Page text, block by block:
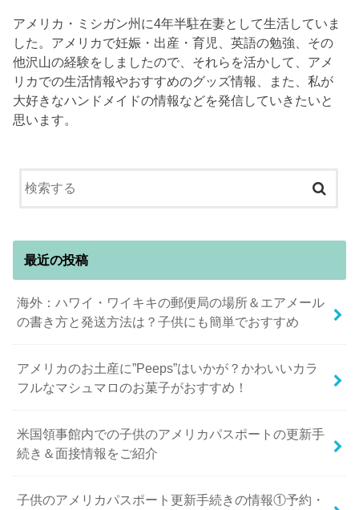
アメリカ・ミシガン州に4年半駐在妻として生活していま
した。アメリカで妊娠・出産・育児、英語の勉強、その
他沢山の経験をしましたので、それらを活かして、アメ
リカでの生活情報やおすすめのグッズ情報、また、私が
大好きなハンドメイドの情報などを発信していきたいと
思います。
最近の投稿
海外：ハワイ・ワイキキの郵便局の場所＆エアメール
の書き方と発送方法は？子供にも簡単でおすすめ
アメリカのお土産に”Peeps”はいかが？かわいいカラ
フルなマシュマロのお菓子がおすすめ！
米国領事館内での子供のアメリカパスポートの更新手
続き＆面接情報をご紹介
子供のアメリカパスポート更新手続きの情報①予約・